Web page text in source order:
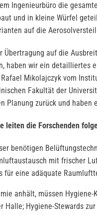
Ingenieurbüro die
und in kleine Würfel
auf die
Übertragung auf die
haben wir ein detailliertes
Mikolajczyk vom
Fakultät der
Planung zurück und haben
leiten die Forschenden
benötigen
mit frischer
für eine adäquate
anhält, müssen
Halle; Hygiene-Stewards